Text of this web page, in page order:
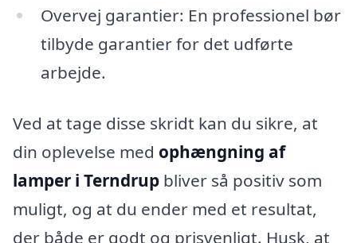
Overvej garantier: En professionel bør
tilbyde garantier for det udførte
arbejde.
Ved at tage disse skridt kan du sikre, at
din oplevelse med ophængning af
lamper i Terndrup bliver så positiv som
muligt, og at du ender med et resultat,
der både er godt og prisvenligt. Husk, at